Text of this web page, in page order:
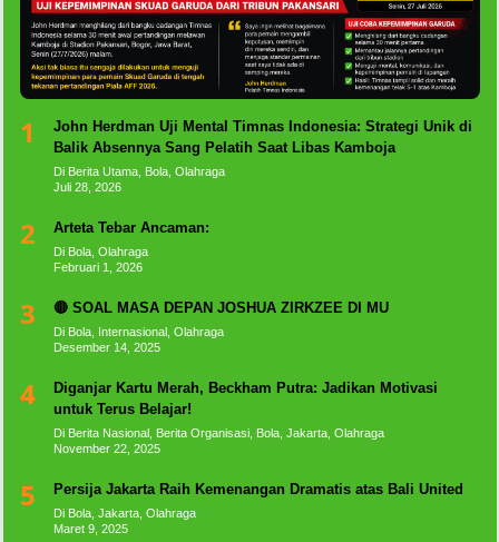
1
John Herdman Uji Mental Timnas Indonesia: Strategi Unik di
Balik Absennya Sang Pelatih Saat Libas Kamboja
Di Berita Utama, Bola, Olahraga
Juli 28, 2026
2 Arteta Tebar Ancaman:
Di Bola, Olahraga
Februari 1, 2026
3 🔴 SOAL MASA DEPAN JOSHUA ZIRKZEE DI MU
Di Bola, Internasional, Olahraga
Desember 14, 2025
4
Diganjar Kartu Merah, Beckham Putra: Jadikan Motivasi
untuk Terus Belajar!
Di Berita Nasional, Berita Organisasi, Bola, Jakarta, Olahraga
November 22, 2025
5 Persija Jakarta Raih Kemenangan Dramatis atas Bali United
Di Bola, Jakarta, Olahraga
Maret 9, 2025